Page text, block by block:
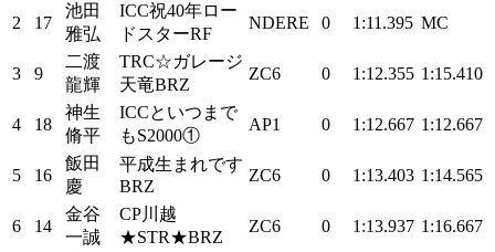
2 17
池田
雅弘
ICC祝40年ロー
ドスターRF
NDERE 0 1:11.395 MC
3 9
二渡
龍輝
TRC☆ガレージ
天竜BRZ
ZC6 0 1:12.355 1:15.410
4 18
神生
脩平
ICCといつまで
もS2000①
AP1 0 1:12.667 1:12.667
5 16
飯田
慶
平成生まれです
BRZ
ZC6 0 1:13.403 1:14.565
6 14
金谷
一誠
CP川越
★STR★BRZ
ZC6 0 1:13.937 1:16.667